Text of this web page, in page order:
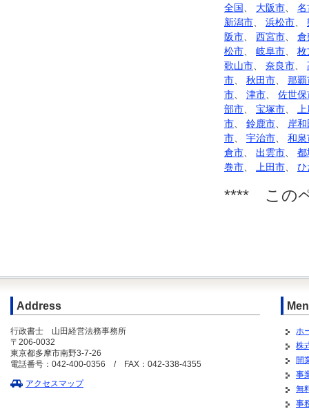
全国、 大阪市、 名
新潟市、 浜松市、
阪市、 西宮市、 倉
松市、 岐阜市、 枚
歌山市、 奈良市、
市、 秋田市、 那覇
市、 津市、 佐世保
部市、 宝塚市、 上
市、 鈴鹿市、 岸
市、 宇治市、 和泉
倉市、 出雲市、 都
巻市、 上田市、 ひ
**** この
Address
行政書士 山田経営法務事務所
〒206-0032
東京都多摩市南野3-7-26
電話番号：042-400-0356 / FAX：042-338-4355
アクセスマップ
ホ
株
開
事
無
事